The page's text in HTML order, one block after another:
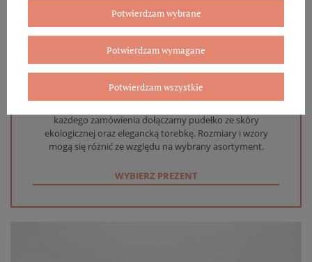
Eleganckie opakowanie gratis
Biżuterię i zegarki zakupione w sklepie internetowym
każdego zamówienia dołączamy pudełko ze skóry
ekologicznej oraz elegancką torebkę. Rozmiary i wzory
mogą się różnić ze względu na wybrany asortyment.
WYBIERZ PREZENT
Potwierdzam wybrane
Potwierdzam wymagane
Potwierdzam wszystkie